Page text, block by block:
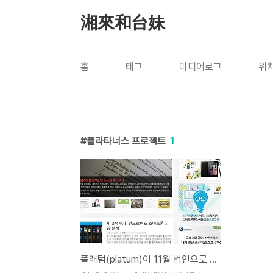
湘來和台妹
홈 태그 미디어로그 위
플라타너스 프로젝트 1
플래텀(platum)이 11월 법인으로 정식 출범합니다.